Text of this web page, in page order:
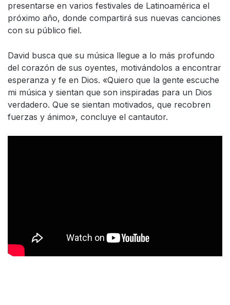
presentarse en varios festivales de Latinoamérica el
próximo año, donde compartirá sus nuevas canciones
con su público fiel.
David busca que su música llegue a lo más profundo
del corazón de sus oyentes, motivándolos a encontrar
esperanza y fe en Dios. «Quiero que la gente escuche
mi música y sientan que son inspiradas para un Dios
verdadero. Que se sientan motivados, que recobren
fuerzas y ánimo», concluye el cantautor.